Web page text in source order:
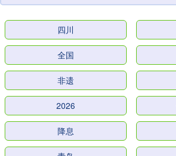
四川
全国
非遗
2026
降息